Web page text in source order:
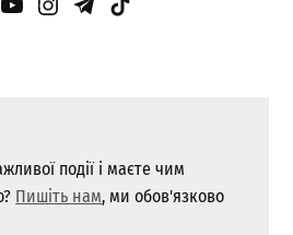
Page
YouTube
Instagram
Telegram
TikTok
​​події і маєте чим
Пишіть нам, ми обов'язково